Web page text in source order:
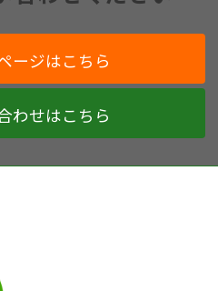
ージはこちら
わせはこちら